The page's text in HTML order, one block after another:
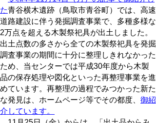
た青谷横木遺跡（鳥取市青谷町）では、高速
道路建設に伴う発掘調査事業で、多種多様な
2万点を超える木製祭祀具が出土しました。
出土点数の多さから全ての木製祭祀具を発掘
調査事業の期間に十分に整理しきれなかった
ため、当センターでは平成30年度から木製
品の保存処理や図化といった再整理事業を進
めています。再整理の過程でみつかった新た
な発見は、ホームページ等でその都度、 御紹
介しています。